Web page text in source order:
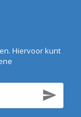
Hiervoor kunt